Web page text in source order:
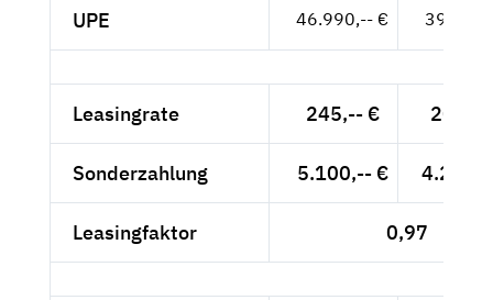
UPE 46.990,-- €
Leasingrate 245,-- €
Sonderzahlung 5.100,-- €
Leasingfaktor 0,97